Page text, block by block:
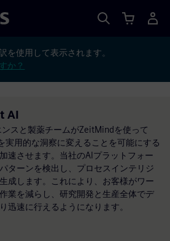
を使用して表示されます。
か？
AI
スと製薬チームがZeitMindを使って
実用的な洞察に変えることを可能にする
速させます。当社のAIプラットフォー
ターンを検出し、プロセスインテリジ
成します。これにより、お客様がワー
業を減らし、研究開発と生産全体でデ
迅速に行えるようになります。